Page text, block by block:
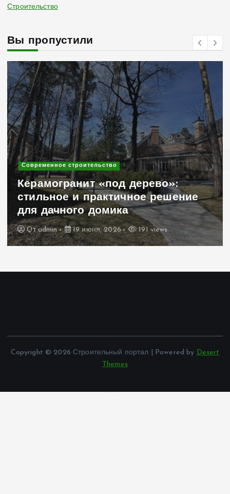
Строительство
Вы пропустили
Современное строительство
Керамогранит «под дерево»:
стильное и практичное решение
для дачного домика
Отadmin 19 июня, 2026 191 views
Copyright © 2026 Строительный портал | Powered by Desert
Themes